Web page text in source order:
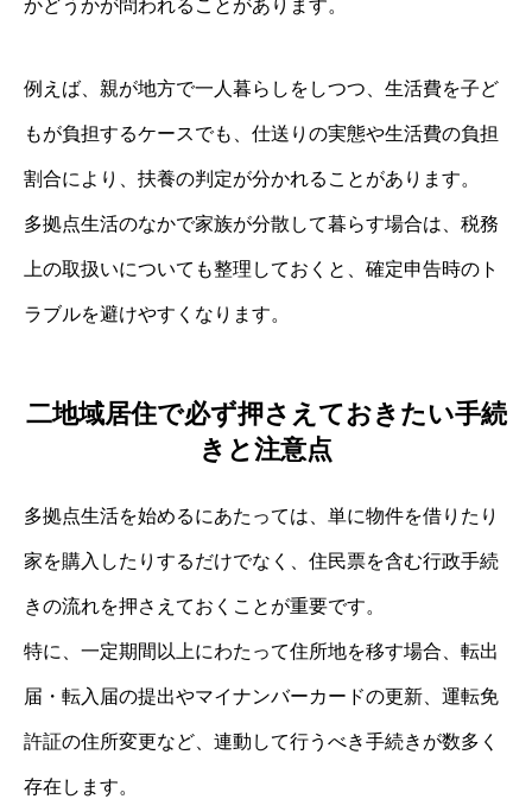
かどうかが問われることがあります。
例えば、親が地方で一人暮らしをしつつ、生活費を子ど
もが負担するケースでも、仕送りの実態や生活費の負担
割合により、扶養の判定が分かれることがあります。
多拠点生活のなかで家族が分散して暮らす場合は、税務
上の取扱いについても整理しておくと、確定申告時のト
ラブルを避けやすくなります。
二地域居住で必ず押さえておきたい手続
きと注意点
多拠点生活を始めるにあたっては、単に物件を借りたり
家を購入したりするだけでなく、住民票を含む行政手続
きの流れを押さえておくことが重要です。
特に、一定期間以上にわたって住所地を移す場合、転出
届・転入届の提出やマイナンバーカードの更新、運転免
許証の住所変更など、連動して行うべき手続きが数多く
存在します。